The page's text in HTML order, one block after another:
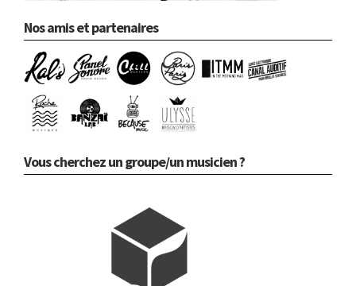
Nos amis et partenaires
Vous cherchez un groupe/un musicien ?